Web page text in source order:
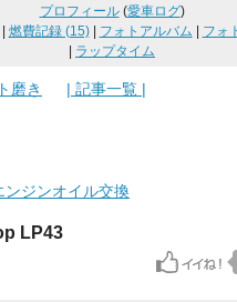
プロフィール(愛車ログ)
燃費記録 (15)| フォトアルバム フォ
ラップタイム
磨き | 記事一覧 |
ンジンオイル交換
LP43